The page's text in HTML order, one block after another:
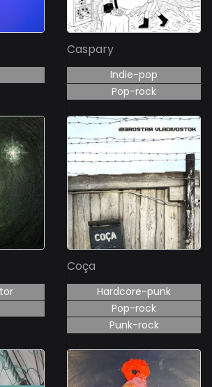
Caspary
Indie-pop
Pop-rock
Coça
Hardcore-punk
Pop-rock
Punk-rock